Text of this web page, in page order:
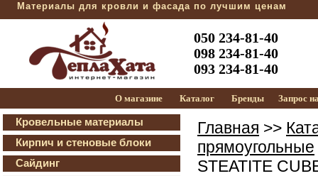
Материалы для кровли и фасада по лучшим ценам
050 234-81-40
098 234-81-40
093 234-81-40
О магазине Каталог Бренды Запрос
Кровельные материалы
Кирпич и стеновые блоки
Сайдинг
Главная >>
прямоугольные
STEATITE